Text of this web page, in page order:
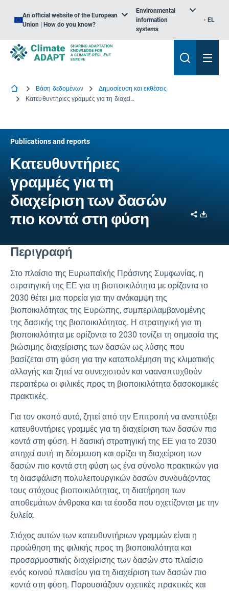
An official website of the European
Union | How do you know?
Environmental
information
systems
EL
Βάση δεδομένων
Δημοσίευση και εκθέσεις
Κατευθυντήριες γραμμές για τη διαχείριση των δασών πιο κοντά στη φύση
Publications and reports
Κατευθυντήριες
γραμμές για τη
διαχείριση των δασών
πιο κοντά στη φύση
Share
Περιγραφή
Στο πλαίσιο της Ευρωπαϊκής Πράσινης Συμφωνίας, η
στρατηγική της ΕΕ για τη βιοποικιλότητα με ορίζοντα το
2030 θέτει μια πορεία για την ανάκαμψη της
βιοποικιλότητας της Ευρώπης, συμπεριλαμβανομένης
της δασικής της βιοποικιλότητας. Η στρατηγική για τη
βιοποικιλότητα με ορίζοντα το 2030 τονίζει τη σημασία της
βιώσιμης διαχείρισης των δασών ως λύσης που
βασίζεται στη φύση για την καταπολέμηση της κλιματικής
αλλαγής και ζητεί να συνεχιστούν και νααναπτυχθούν
περαιτέρω οι φιλικές προς τη βιοποικιλότητα δασοκομικές
πρακτικές.
Για τον σκοπό αυτό, ζητεί από την Επιτροπή να αναπτύξει
κατευθυντήριες γραμμές για τη διαχείριση των δασών πιο
κοντά στη φύση. Η δασική στρατηγική της ΕΕ για το 2030
απηχεί αυτή τη δέσμευση και ορίζει τη διαχείριση των
δασών πιο κοντά στη φύση ως ένα σύνολο πρακτικών για
τη διασφάλιση πολυλειτουργικών δασών συνδυάζοντας
τους στόχους βιοποικιλότητας, τη διατήρηση των
αποθεμάτων άνθρακα και τα έσοδα που σχετίζονται με την
ξυλεία.
Στόχος αυτών των κατευθυντήριων γραμμών είναι η
προώθηση της φιλικής προς τη βιοποικιλότητα και
προσαρμοστικής διαχείρισης των δασών στο πλαίσιο
ενός κοινού πλαισίου για τη διαχείριση των δασών πιο
κοντά στη φύση. Παρουσιάζουν σχετικές πρακτικές και